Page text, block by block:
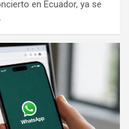
en Ecuador, ya se